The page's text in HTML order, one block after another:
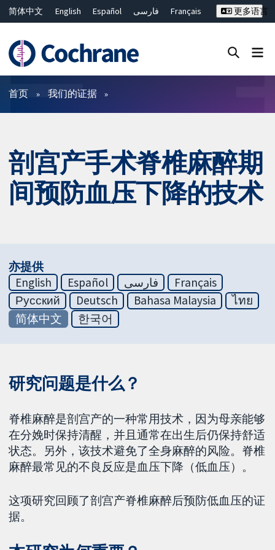
简体中文 English Español فارسی
Français
ไทย
繁體中文
更多语言
过滤
首页 我们的证据
剖宫产手术脊椎麻醉期
间预防血压下降的技术
亦提供
English
Español فارسی
Français
Русский
Deutsch Bahasa Malaysia
ไทย
简体中文
한국어
研究问题是什么？
脊椎麻醉是剖宫产的一种常用技术，因为母亲能够
在分娩时保持清醒，并且通常在出生后仍保持舒适
状态。另外，该技术避免了全身麻醉的风险。脊椎
麻醉最常见的不良反应是血压下降（低血压）。
这项研究回顾了剖宫产脊椎麻醉后预防低血压的证
据。